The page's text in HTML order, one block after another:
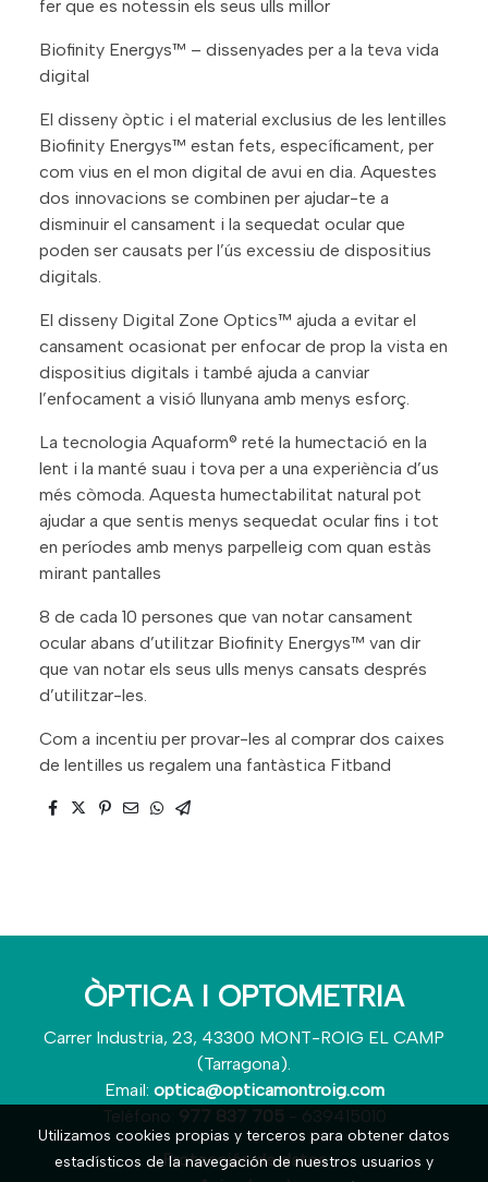
fer que es notessin els seus ulls millor
Biofinity Energys™ – dissenyades per a la teva vida
digital
El disseny òptic i el material exclusius de les lentilles
Biofinity Energys™ estan fets, específicament, per
com vius en el mon digital de avui en dia. Aquestes
dos innovacions se combinen per ajudar-te a
disminuir el cansament i la sequedat ocular que
poden ser causats per l’ús excessiu de dispositius
digitals.
El disseny Digital Zone Optics™ ajuda a evitar el
cansament ocasionat per enfocar de prop la vista en
dispositius digitals i també ajuda a canviar
l’enfocament a visió llunyana amb menys esforç.
La tecnologia Aquaform® reté la humectació en la
lent i la manté suau i tova per a una experiència d’us
més còmoda. Aquesta humectabilitat natural pot
ajudar a que sentis menys sequedat ocular fins i tot
en períodes amb menys parpelleig com quan estàs
mirant pantalles
8 de cada 10 persones que van notar cansament
ocular abans d’utilitzar Biofinity Energys™ van dir
que van notar els seus ulls menys cansats després
d’utilitzar-les.
Com a incentiu per provar-les al comprar dos caixes
de lentilles us regalem una fantàstica Fitband
ÒPTICA I OPTOMETRIA
Carrer Industria, 23, 43300 MONT-ROIG EL CAMP
(Tarragona).
Email: optica@opticamontroig.com
Teléfono: 977 837 705 - 639415010
Protección de datos
Utilizamos cookies propias y terceros para obtener datos
estadísticos de la navegación de nuestros usuarios y